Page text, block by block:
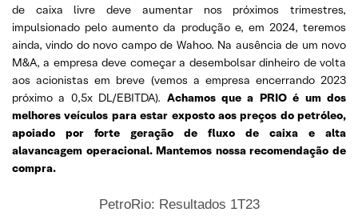
de caixa livre deve aumentar nos próximos trimestres,
impulsionado pelo aumento da produção e, em 2024, teremos
ainda, vindo do novo campo de Wahoo. Na ausência de um novo
M&A, a empresa deve começar a desembolsar dinheiro de volta
aos acionistas em breve (vemos a empresa encerrando 2023
próximo a 0,5x DL/EBITDA). Achamos que a PRIO é um dos
melhores veículos para estar exposto aos preços do petróleo,
apoiado por forte geração de fluxo de caixa e alta
alavancagem operacional. Mantemos nossa recomendação de
compra.
PetroRio: Resultados 1T23